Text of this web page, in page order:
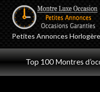
Omega
Petites Annonces
Top 100 Montres